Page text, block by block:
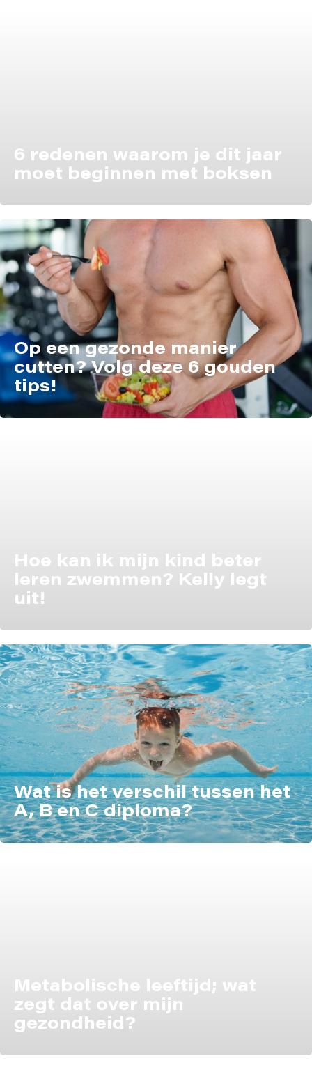
6 redenen waarom je dit jaar
moet beginnen met boksen
Op een gezonde manier
cutten? Volg deze 6 gouden
tips!
Hoe kan ik mijn kind beter
leren zwemmen? Kelly legt
uit!
Wat is het verschil tussen het
A, B en C diploma?
Metabolische leeftijd; wat
zegt dat over mijn
gezondheid?